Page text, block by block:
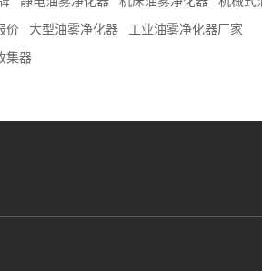
价 大型油雾净化器
工业油雾净化器厂家
集器